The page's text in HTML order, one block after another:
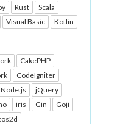
Rust
Scala
Visual Basic Kotlin
CakePHP
CodeIgniter
Node.js
jQuery
iris Gin
Goji